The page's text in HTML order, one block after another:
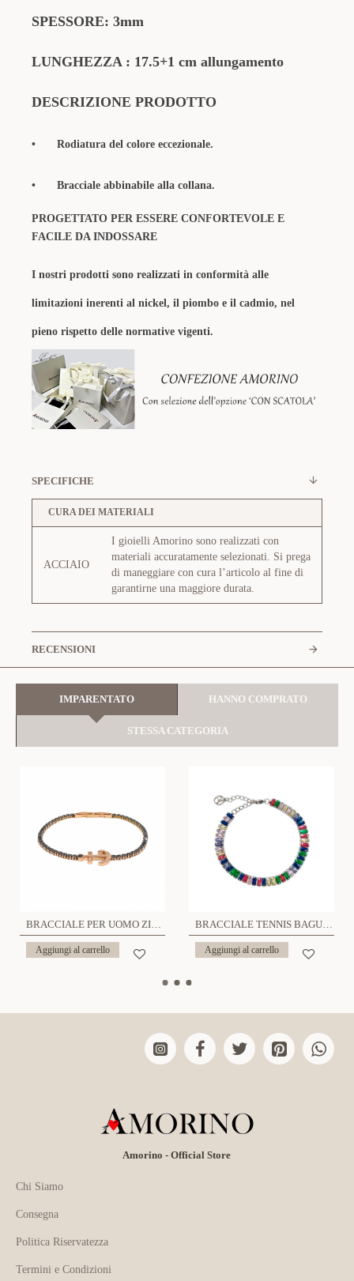
SPESSORE: 3mm
LUNGHEZZA : 17.5+1 cm allungamento
DESCRIZIONE PRODOTTO
• Rodiatura del colore eccezionale.
• Bracciale abbinabile alla collana.
PROGETTATO PER ESSERE CONFORTEVOLE E
FACILE DA INDOSSARE
I nostri prodotti sono realizzati in conformità alle
limitazioni inerenti al nickel, il piombo e il cadmio, nel
pieno rispetto delle normative vigenti.
SPECIFICHE
CURA DEI MATERIALI
ACCIAIO
I gioielli Amorino sono realizzati con
materiali accuratamente selezionati. Si prega
di maneggiare con cura l’articolo al fine di
garantirne una maggiore durata.
RECENSIONI
IMPARENTATO HANNO COMPRATO
STESSA CATEGORIA
BRACCIALE PER UOMO ZIRCONIA E ANCORA - RD22713148D118
Aggiungi al carrello
BRACCIALE TENNIS BAGUETTE - JN2280D163
Aggiungi al carrello
Amorino - Official Store
Chi Siamo
Consegna
Politica Riservatezza
Termini e Condizioni